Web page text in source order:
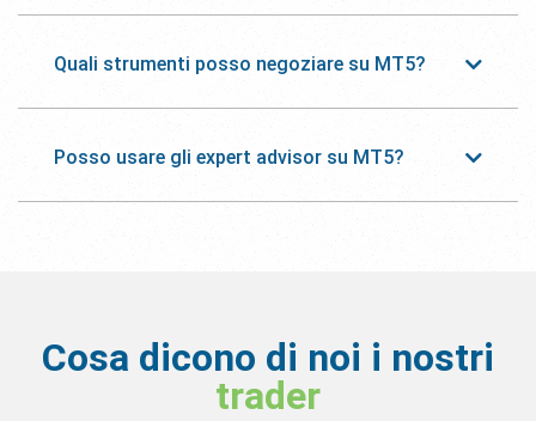
Quali strumenti posso negoziare su MT5?
Posso usare gli expert advisor su MT5?
Cosa dicono di noi i nostri
trader